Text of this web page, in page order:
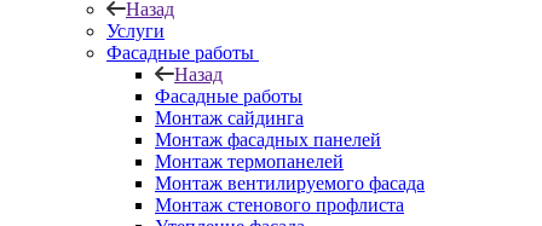
Назад
Услуги
Фасадные работы
Назад
Фасадные работы
Монтаж сайдинга
Монтаж фасадных панелей
Монтаж термопанелей
Монтаж вентилируемого фасада
Монтаж стенового профлиста